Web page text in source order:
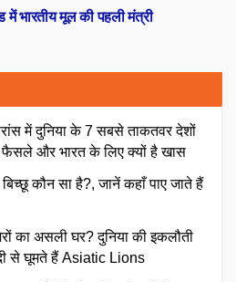
में भारतीय मूल की पहली मंत्री
में दुनिया के 7 सबसे ताकतवर देशों
और भारत के लिए क्यों है खास
कौन सा है?, जानें कहाँ पाए जाते हैं
का असली घर? दुनिया की इकलौती
से घूमते हैं Asiatic Lions